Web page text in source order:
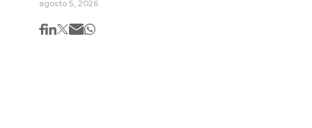
agosto 5, 2026